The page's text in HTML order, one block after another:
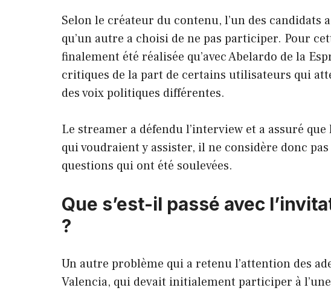
Selon le créateur du contenu, l’un des candidats
qu’un autre a choisi de ne pas participer. Pour
finalement été réalisée qu’avec Abelardo de la
critiques de la part de certains utilisateurs qui
des voix politiques différentes.
Le streamer a défendu l’interview et a assuré que
qui voudraient y assister, il ne considère donc
questions qui ont été soulevées.
Que s’est-il passé avec
?
Un autre problème qui a retenu l’attention des
Valencia, qui devait initialement participer à